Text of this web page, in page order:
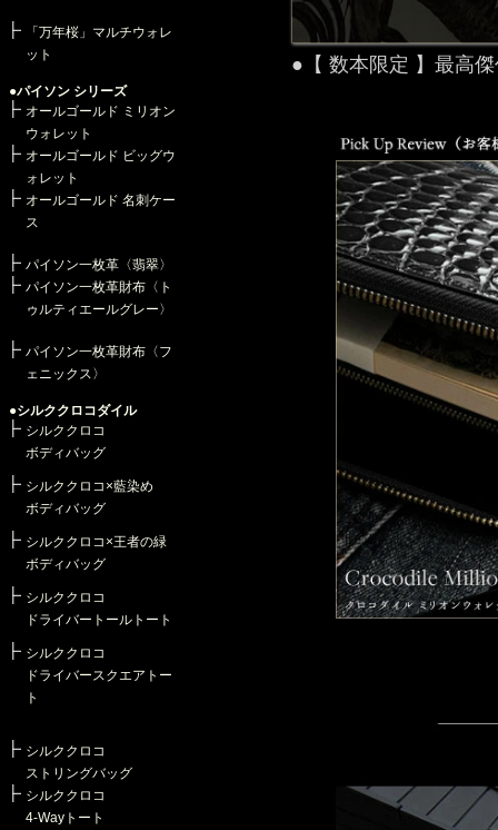
「万年桜」マルチウォレ
ット
●パイソン シリーズ
オールゴールド ミリオン
ウォレット
オールゴールド ビッグウ
ォレット
オールゴールド 名刺ケー
ス
パイソン一枚革〈翡翠〉
パイソン一枚革財布〈ト
ゥルティエールグレー〉
パイソン一枚革財布〈フ
ェニックス〉
●シルククロコダイル
シルククロコ
ボディバッグ
シルククロコ×藍染め
ボディバッグ
シルククロコ×王者の緑
ボディバッグ
シルククロコ
ドライバートールトート
シルククロコ
ドライバースクエアトー
ト
シルククロコ
ストリングバッグ
シルククロコ
4-Wayトート
●【 数本限定 】最高